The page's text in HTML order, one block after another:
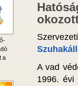
a
A vad
1996. évi